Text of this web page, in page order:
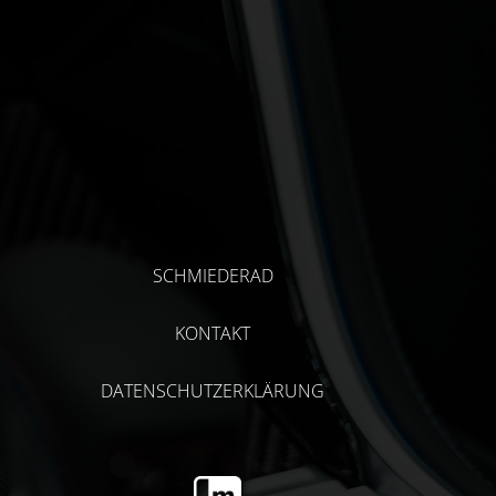
SCHMIEDERAD
KONTAKT
DATENSCHUTZERKLÄRUNG